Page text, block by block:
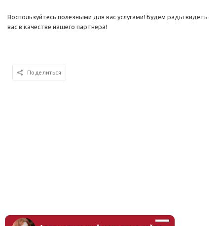
Воспользуйтесь полезными для вас услугами! Будем рады видеть
вас в качестве нашего партнера!
Поделиться